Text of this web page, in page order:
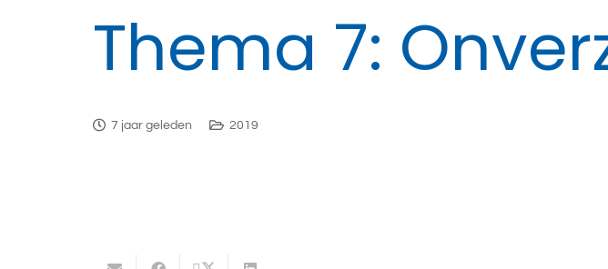
Thema 7:
7 jaar geleden 2019